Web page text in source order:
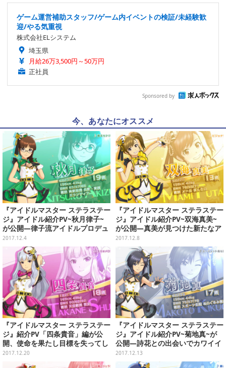
ゲーム運営補助スタッフ/ゲーム内イベントの検証/未経験歓
迎/やる気重視
株式会社ELシステム
埼玉県
月給26万3,500円～50万円
正社員
Sponsored by
今、あなたにオススメ
『アイドルマスター ステラステー
ジ』アイドル紹介PV~秋月律子~
が公開―律子流アイドルプロデュ
ースで自分自身をプロデュース！
2017.12.4
『アイドルマスター ステラステー
ジ』アイドル紹介PV~双海真美~
が公開―真美が見つけた新たなア
イドルの方向性とは？
2017.12.8
『アイドルマスター ステラステー
ジ』紹介PV「四条貴音」編が公
開、使命を果たし目標を失ってし
まった貴音は・・・
2017.12.20
『アイドルマスター ステラステー
ジ』アイドル紹介PV~菊地真~が
公開―詩花との出会いでカワイイ
のさらにその先へ全力疾走！
2017.12.13